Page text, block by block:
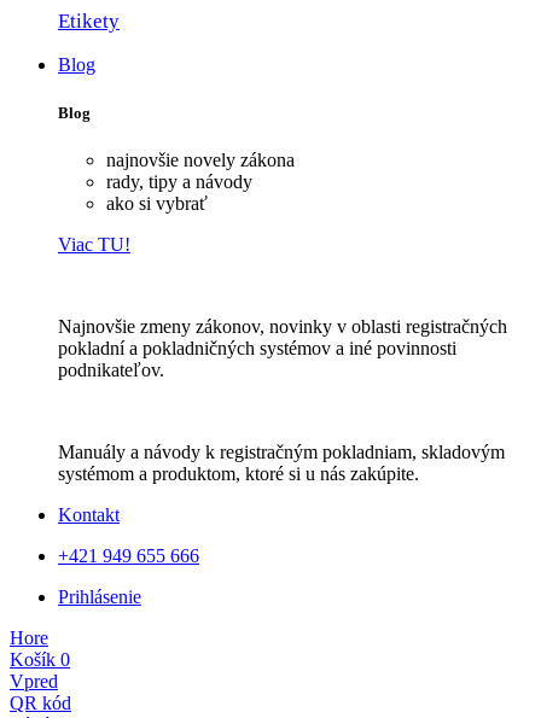
Etikety
Blog
Blog
najnovšie novely zákona
rady, tipy a návody
ako si vybrať
Viac TU!
Najnovšie zmeny zákonov, novinky v oblasti registračných
pokladní a pokladničných systémov a iné povinnosti
podnikateľov.
Manuály a návody k registračným pokladniam, skladovým
systémom a produktom, ktoré si u nás zakúpite.
Kontakt
+421 949 655 666
Prihlásenie
Hore
Košík 0
Vpred
QR kód